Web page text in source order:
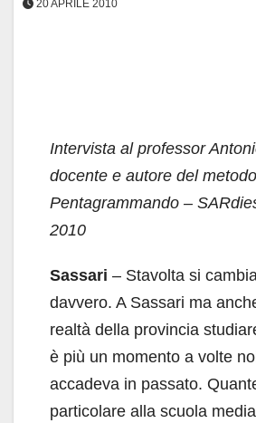
20 APRILE 2010
Intervista al professor
docente e autore del
Pentagrammando –
2010
Sassari – Stavolta si
davvero. A Sassari ma
realtà della provincia
è più un momento a volte
accadeva in passato.
particolare alla scuola